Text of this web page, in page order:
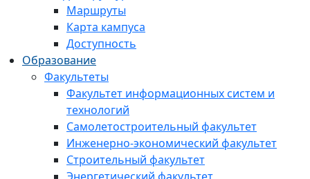
Маршруты
Карта кампуса
Доступность
Образование
Факультеты
Факультет информационных систем и
технологий
Самолетостроительный факультет
Инженерно-экономический факультет
Строительный факультет